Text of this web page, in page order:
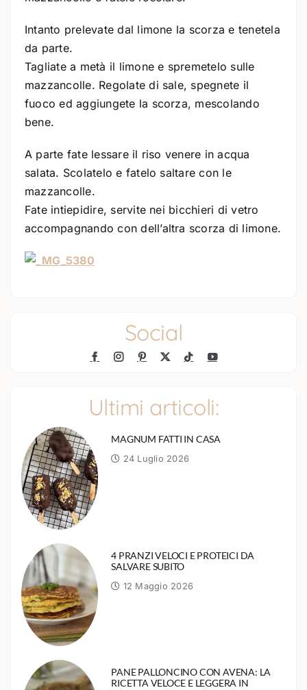
Intanto prelevate dal limone la scorza e tenetela
da parte.
Tagliate a metà il limone e spremetelo sulle
mazzancolle. Regolate di sale, spegnete il
fuoco ed aggiungete la scorza, mescolando
bene.
A parte fate lessare il riso venere in acqua
salata. Scolatelo e fatelo saltare con le
mazzancolle.
Fate intiepidire, servite nei bicchieri di vetro
accompagnando con dell’altra scorza di limone.
Social
Ultimi articoli:
MAGNUM FATTI IN CASA
24 Luglio 2026
4 PRANZI VELOCI E PROTEICI DA
SALVARE SUBITO
12 Maggio 2026
PANE PALLONCINO CON AVENA: LA
RICETTA VELOCE E LEGGERA IN